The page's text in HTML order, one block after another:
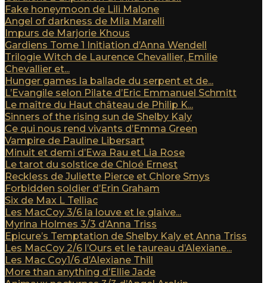
Fake honeymoon de Lili Malone
Angel of darkness de Mila Marelli
Impurs de Marjorie Khous
Gardiens Tome 1 Initiation d’Anna Wendell
Trilogie Witch de Laurence Chevallier, Emilie
Chevallier et...
Hunger games la ballade du serpent et de...
L’Evangile selon Pilate d’Eric Emmanuel Schmitt
Le maître du Haut château de Philip K...
Sinners of the rising sun de Shelby Kaly
Ce qui nous rend vivants d’Emma Green
Vampire de Pauline Libersart
Minuit et demi d’Ewa Rau et Lia Rose
Le tarot du solstice de Chloé Ernest
Reckless de Juliette Pierce et Chlore Smys
Forbidden soldier d’Erin Graham
Six de Max L Telliac
Les MacCoy 3/6 la louve et le glaive...
Myrina Holmes 3/3 d’Anna Triss
Epicure’s Temptation de Shelby Kaly et Anna Triss
Les MacCoy 2/6 l’Ours et le taureau d’Alexiane...
Les Mac Coy1/6 d’Alexiane Thill
More than anything d’Ellie Jade